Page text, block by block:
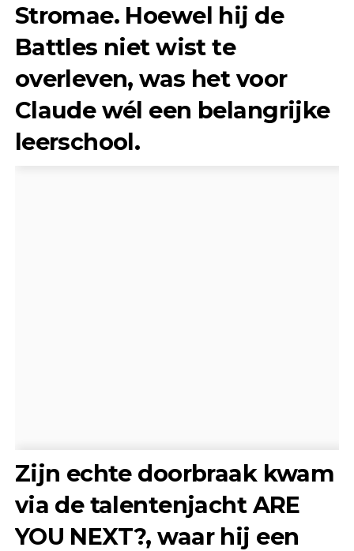
Stromae. Hoewel hij de
Battles niet wist te
overleven, was het voor
Claude wél een belangrijke
leerschool.
Zijn echte doorbraak kwam
via de talentenjacht ARE
YOU NEXT?, waar hij een